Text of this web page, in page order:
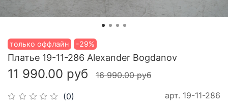
только оффлайн -29%
(0) арт. 19-11-286
Платье 19-11-286 Alexander Bogdanov
11 990.00 руб 16 990.00 руб